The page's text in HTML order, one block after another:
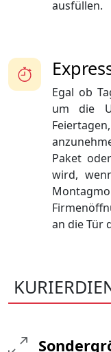
ausfüllen.
Egal ob
um die
Paket
wird,
an die Tür